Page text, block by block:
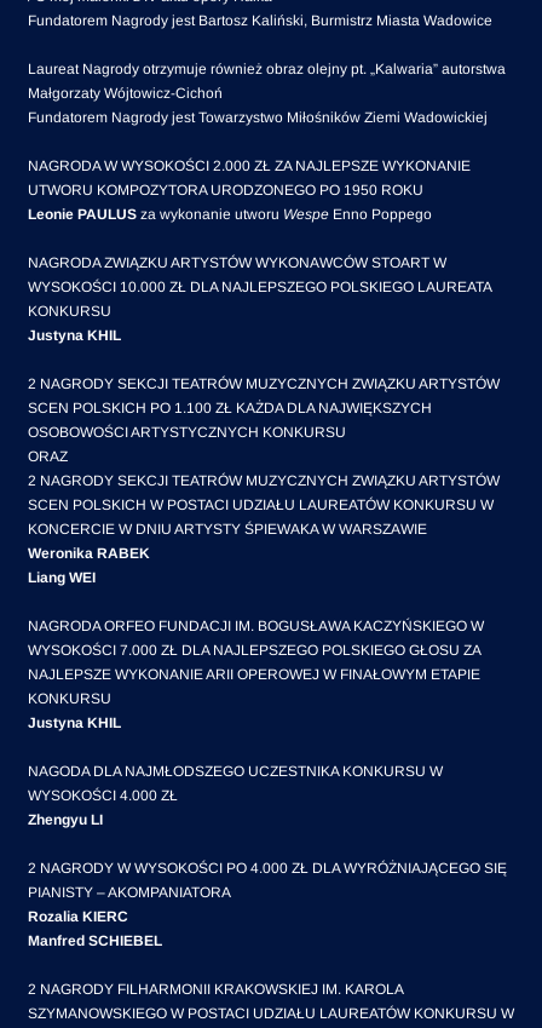
Fundatorem Nagrody jest Bartosz Kaliński, Burmistrz Miasta Wadowice
Laureat Nagrody otrzymuje również obraz olejny pt. „Kalwaria” autorstwa
Małgorzaty Wójtowicz-Cichoń
Fundatorem Nagrody jest Towarzystwo Miłośników Ziemi Wadowickiej
NAGRODA W WYSOKOŚCI 2.000 ZŁ ZA NAJLEPSZE WYKONANIE
UTWORU KOMPOZYTORA URODZONEGO PO 1950 ROKU
Leonie PAULUS za wykonanie utworu Wespe Enno Poppego
NAGRODA ZWIĄZKU ARTYSTÓW WYKONAWCÓW STOART W
WYSOKOŚCI 10.000 ZŁ DLA NAJLEPSZEGO POLSKIEGO LAUREATA
KONKURSU
Justyna KHIL
2 NAGRODY SEKCJI TEATRÓW MUZYCZNYCH ZWIĄZKU ARTYSTÓW
SCEN POLSKICH PO 1.100 ZŁ KAŻDA DLA NAJWIĘKSZYCH
OSOBOWOŚCI ARTYSTYCZNYCH KONKURSU
ORAZ
2 NAGRODY SEKCJI TEATRÓW MUZYCZNYCH ZWIĄZKU ARTYSTÓW
SCEN POLSKICH W POSTACI UDZIAŁU LAUREATÓW KONKURSU W
KONCERCIE W DNIU ARTYSTY ŚPIEWAKA W WARSZAWIE
Weronika RABEK
Liang WEI
NAGRODA ORFEO FUNDACJI IM. BOGUSŁAWA KACZYŃSKIEGO W
WYSOKOŚCI 7.000 ZŁ DLA NAJLEPSZEGO POLSKIEGO GŁOSU ZA
NAJLEPSZE WYKONANIE ARII OPEROWEJ W FINAŁOWYM ETAPIE
KONKURSU
Justyna KHIL
NAGODA DLA NAJMŁODSZEGO UCZESTNIKA KONKURSU W
WYSOKOŚCI 4.000 ZŁ
Zhengyu LI
2 NAGRODY W WYSOKOŚCI PO 4.000 ZŁ DLA WYRÓŻNIAJĄCEGO SIĘ
PIANISTY – AKOMPANIATORA
Rozalia KIERC
Manfred SCHIEBEL
2 NAGRODY FILHARMONII KRAKOWSKIEJ IM. KAROLA
SZYMANOWSKIEGO W POSTACI UDZIAŁU LAUREATÓW KONKURSU W